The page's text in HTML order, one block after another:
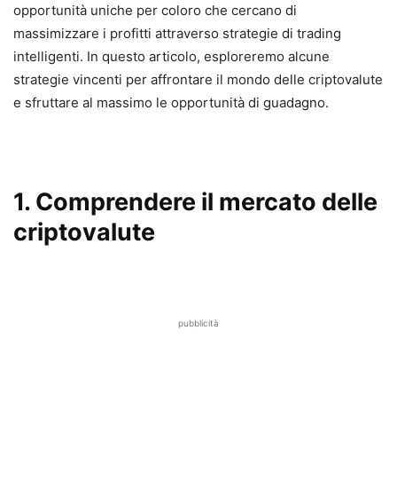
opportunità uniche per coloro che cercano di
massimizzare i profitti attraverso strategie di trading
intelligenti. In questo articolo, esploreremo alcune
strategie vincenti per affrontare il mondo delle criptovalute
e sfruttare al massimo le opportunità di guadagno.
1. Comprendere il mercato delle
criptovalute
pubblicità